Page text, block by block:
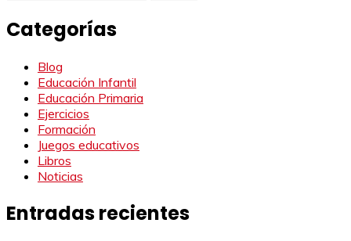
Categorías
Blog
Educación Infantil
Educación Primaria
Ejercicios
Formación
Juegos educativos
Libros
Noticias
Entradas recientes